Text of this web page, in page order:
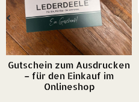
Gutschein zum Ausdrucken
– für den Einkauf im
Onlineshop